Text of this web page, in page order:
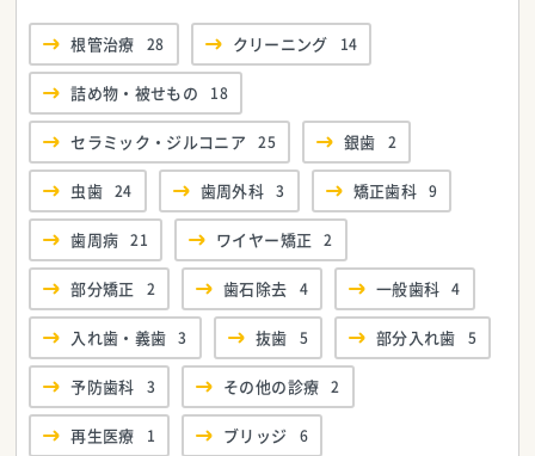
根管治療 28 クリーニング 14
詰め物・被せもの 18
セラミック・ジルコニア 25 銀歯 2
虫歯 24 歯周外科 3 矯正歯科 9
歯周病 21 ワイヤー矯正 2
部分矯正 2 歯石除去 4 一般歯科 4
入れ歯・義歯 3 抜歯 5 部分入れ歯 5
予防歯科 3 その他の診療 2
再生医療 1 ブリッジ 6